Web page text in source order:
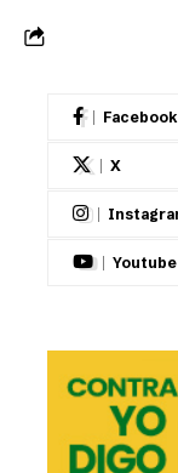
Facebook
X
Youtube